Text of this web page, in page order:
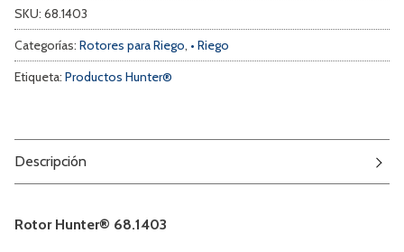
SKU: 68.1403
Categorías: Rotores para Riego, • Riego
Etiqueta: Productos Hunter®
Descripción
Rotor Hunter® 68.1403